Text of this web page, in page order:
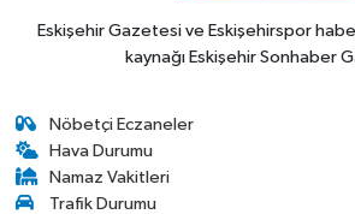
Eskişehir Gazetesi ve Eskişehirspor
kaynağı Eskişehir Sonhaber
Nöbetçi Eczaneler
Hava Durumu
Namaz Vakitleri
Trafik Durumu